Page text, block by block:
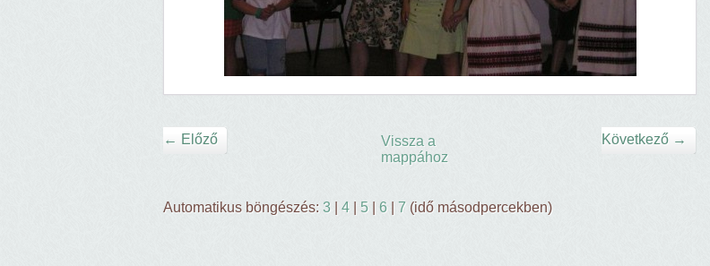
← Előző Következő →
Vissza a
mappához
Automatikus böngészés: 3 4 5 6 7 (idő másodpercekben)